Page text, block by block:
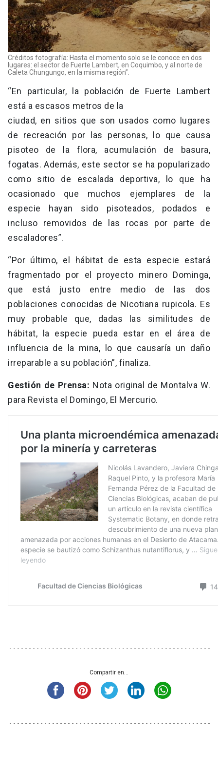
Créditos fotografía: Hasta el momento solo se le conoce en dos
lugares: el sector de Fuerte Lambert, en Coquimbo, y al norte de
Caleta Chungungo, en la misma región”.
“En particular, la población de Fuerte Lambert
está a escasos metros de la
ciudad, en sitios que son usados como lugares
de recreación por las personas, lo que causa
pisoteo de la flora, acumulación de basura,
fogatas. Además, este sector se ha popularizado
como sitio de escalada deportiva, lo que ha
ocasionado que muchos ejemplares de la
especie hayan sido pisoteados, podados e
incluso removidos de las rocas por parte de
escaladores”.
“Por último, el hábitat de esta especie estará
fragmentado por el proyecto minero Dominga,
que está justo entre medio de las dos
poblaciones conocidas de Nicotiana rupicola. Es
muy probable que, dadas las similitudes de
hábitat, la especie pueda estar en el área de
influencia de la mina, lo que causaría un daño
irreparable a su población”, finaliza.
Gestión de Prensa: Nota original de Montalva W.
para Revista el Domingo, El Mercurio.
Compartir en...